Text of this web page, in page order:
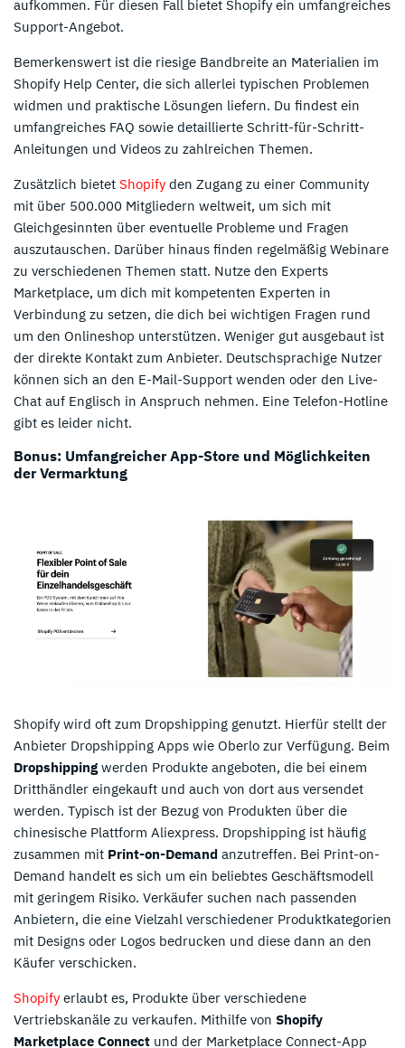
aufkommen. Für diesen Fall bietet Shopify ein umfangreiches
Support-Angebot.
Bemerkenswert ist die riesige Bandbreite an Materialien im
Shopify Help Center, die sich allerlei typischen Problemen
widmen und praktische Lösungen liefern. Du findest ein
umfangreiches FAQ sowie detaillierte Schritt-für-Schritt-
Anleitungen und Videos zu zahlreichen Themen.
Zusätzlich bietet Shopify den Zugang zu einer Community
mit über 500.000 Mitgliedern weltweit, um sich mit
Gleichgesinnten über eventuelle Probleme und Fragen
auszutauschen. Darüber hinaus finden regelmäßig Webinare
zu verschiedenen Themen statt. Nutze den Experts
Marketplace, um dich mit kompetenten Experten in
Verbindung zu setzen, die dich bei wichtigen Fragen rund
um den Onlineshop unterstützen. Weniger gut ausgebaut ist
der direkte Kontakt zum Anbieter. Deutschsprachige Nutzer
können sich an den E-Mail-Support wenden oder den Live-
Chat auf Englisch in Anspruch nehmen. Eine Telefon-Hotline
gibt es leider nicht.
Bonus: Umfangreicher App-Store und Möglichkeiten
der Vermarktung
Shopify wird oft zum Dropshipping genutzt. Hierfür stellt der
Anbieter Dropshipping Apps wie Oberlo zur Verfügung. Beim
Dropshippingwerden Produkte angeboten, die bei einem
Dritthändler eingekauft und auch von dort aus versendet
werden. Typisch ist der Bezug von Produkten über die
chinesische Plattform Aliexpress. Dropshipping ist häufig
zusammen mit Print-on-Demand anzutreffen. Bei Print-on-
Demand handelt es sich um ein beliebtes Geschäftsmodell
mit geringem Risiko. Verkäufer suchen nach passenden
Anbietern, die eine Vielzahl verschiedener Produktkategorien
mit Designs oder Logos bedrucken und diese dann an den
Käufer verschicken.
Shopify erlaubt es, Produkte über verschiedene
Vertriebskanäle zu verkaufen. Mithilfe von Shopify
Marketplace Connect und der Marketplace Connect-App